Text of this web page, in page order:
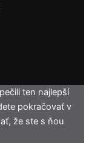
ten najlepší
pokračovať v
že ste s ňou